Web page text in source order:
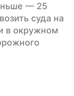
— 25
суда на
в окружном